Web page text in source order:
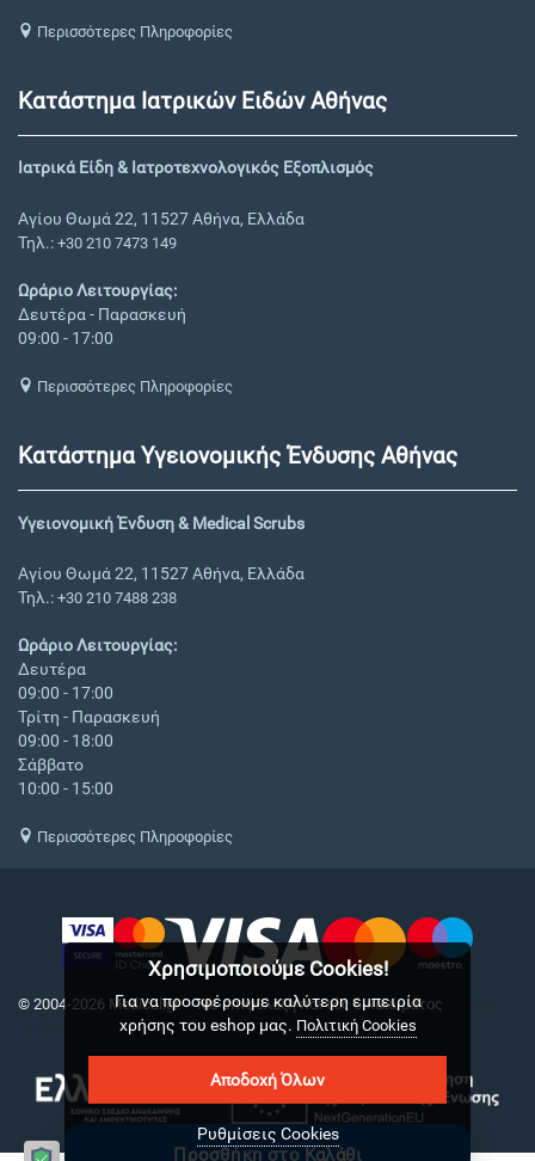
Προσθήκη στο Καλάθι
Περισσότερες Πληροφορίες
Κατάστημα Ιατρικών Ειδών Αθήνας
Ιατρικά Είδη & Ιατροτεχνολογικός Εξοπλισμός
Αγίου Θωμά 22, 11527 Αθήνα, Ελλάδα
Τηλ.: +30 210 7473 149
Ωράριο Λειτουργίας:
Δευτέρα - Παρασκευή
09:00 - 17:00
Περισσότερες Πληροφορίες
Κατάστημα Υγειονομικής Ένδυσης Αθήνας
Υγειονομική Ένδυση & Medical Scrubs
Αγίου Θωμά 22, 11527 Αθήνα, Ελλάδα
Τηλ.: +30 210 7488 238
Ωράριο Λειτουργίας:
Δευτέρα
09:00 - 17:00
Τρίτη - Παρασκευή
09:00 - 18:00
Σάββατο
10:00 - 15:00
Περισσότερες Πληροφορίες
© 2004-2026 Medical.gr. - Με επιφύλαξη παντός δικαιώματος
Χρησιμοποιούμε Cookies!
Για να προσφέρουμε καλύτερη εμπειρία
χρήσης του eshop μας. Πολιτική Cookies
Αποδοχή Όλων
Ρυθμίσεις Cookies